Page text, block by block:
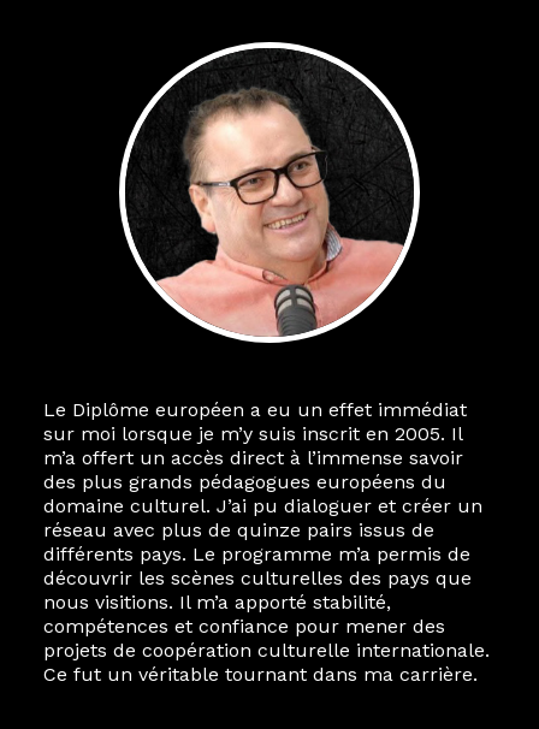
Le Diplôme européen a eu un effet immédiat
sur moi lorsque je m’y suis inscrit en 2005. Il
m’a offert un accès direct à l’immense savoir
des plus grands pédagogues européens du
domaine culturel. J’ai pu dialoguer et créer un
réseau avec plus de quinze pairs issus de
différents pays. Le programme m’a permis de
découvrir les scènes culturelles des pays que
nous visitions. Il m’a apporté stabilité,
compétences et confiance pour mener des
projets de coopération culturelle internationale.
Ce fut un véritable tournant dans ma carrière.